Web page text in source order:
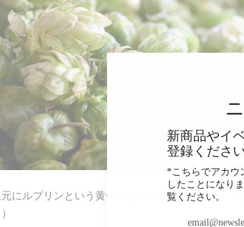
新商品やイ
登録ください
*こちらでアカウ
したことになり
覧ください。
元にルプリンという黄色い粒状の樹脂があり、ビ